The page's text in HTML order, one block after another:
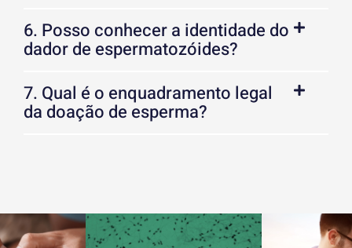
6. Posso conhecer a identidade do
dador de espermatozóides?
7. Qual é o enquadramento legal
da doação de esperma?